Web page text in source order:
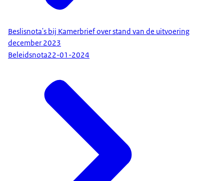
Beslisnota's bij Kamerbrief over stand van de uitvoering
december 2023
Beleidsnota22-01-2024